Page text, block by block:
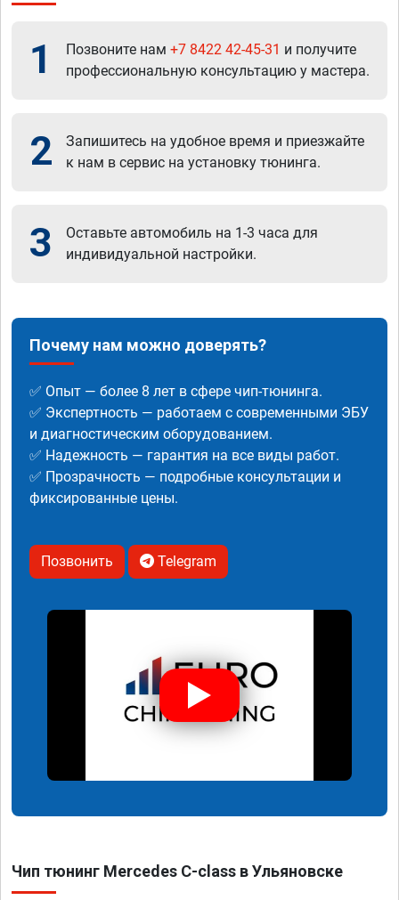
1 Позвоните нам +7 8422 42-45-31 и получите
профессиональную консультацию у мастера.
2
Запишитесь на удобное время и приезжайте
к нам в сервис на установку тюнинга.
3
Оставьте автомобиль на 1-3 часа для
индивидуальной настройки.
Почему нам можно доверять?
✅ Опыт — более 8 лет в сфере чип-тюнинга.
✅ Экспертность — работаем с современными ЭБУ
и диагностическим оборудованием.
✅ Надежность — гарантия на все виды работ.
✅ Прозрачность — подробные консультации и
фиксированные цены.
Позвонить Telegram
Чип тюнинг Mercedes C-class в Ульяновске